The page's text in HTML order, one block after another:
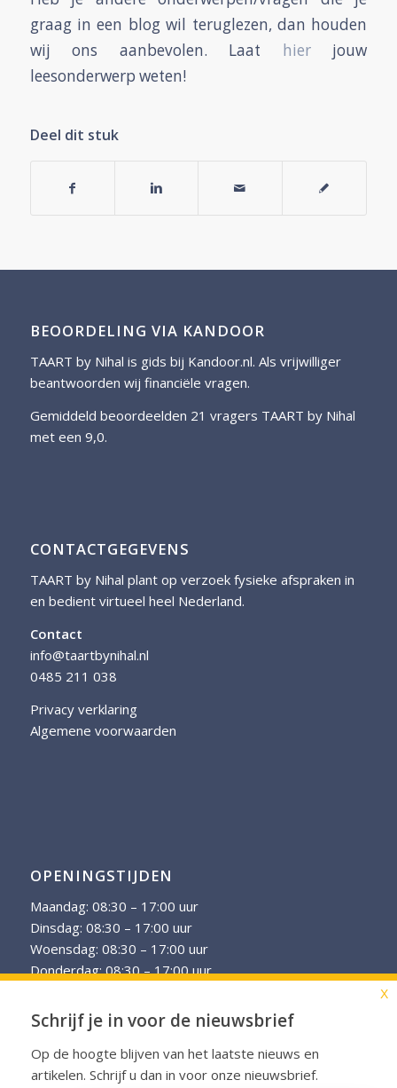
graag in een blog wil teruglezen, dan houden
wij ons aanbevolen. Laat hierjouw
leesonderwerp weten!
Deel dit stuk
BEOORDELING VIA KANDOOR
TAART by Nihal is gids bij Kandoor.nl. Als vrijwilliger
beantwoorden wij financiële vragen.
Gemiddeld beoordeelden 21 vragers TAART by Nihal
met een 9,0.
CONTACTGEGEVENS
TAART by Nihal plant op verzoek fysieke afspraken in
en bedient virtueel heel Nederland.
Contact
info@taartbynihal.nl
0485 211 038
Privacy verklaring
Algemene voorwaarden
OPENINGSTIJDEN
Maandag: 08:30 – 17:00 uur
Dinsdag: 08:30 – 17:00 uur
Woensdag: 08:30 – 17:00 uur
Donderdag: 08:30 – 17:00 uur
Op verzoek zijn afspraken in de avonduren mogelijk.
X
Schrijf je in voor de nieuwsbrief
Op de hoogte blijven van het laatste nieuws en
artikelen. Schrijf u dan in voor onze nieuwsbrief.